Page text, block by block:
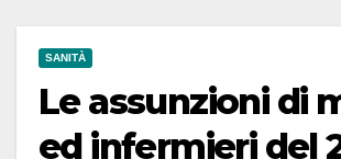
SANITÀ
Le assunzioni di
ed infermieri del